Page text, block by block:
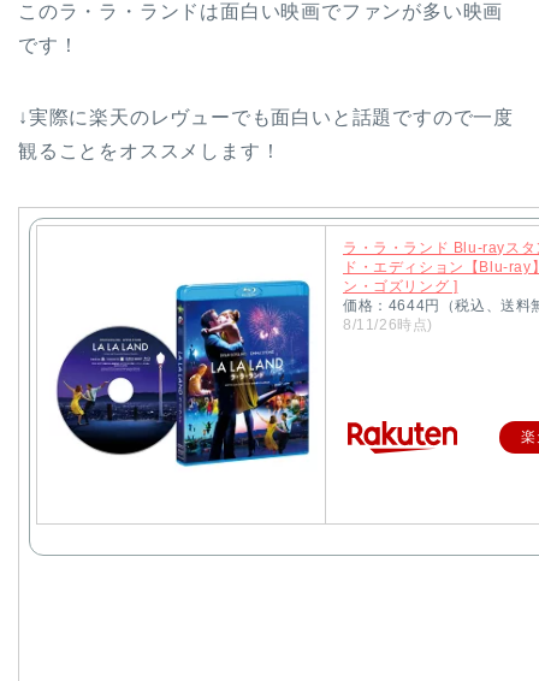
このラ・ラ・ランドは面白い映画でファンが多い映画
です！
↓実際に楽天のレヴューでも面白いと話題ですので一度
観ることをオススメします！
ラ・ラ・ランド Blu-rayスタ
ド・エディション【Blu-ray
ン・ゴズリング ]
価格：4644円（税込、送料
8/11/26時点)